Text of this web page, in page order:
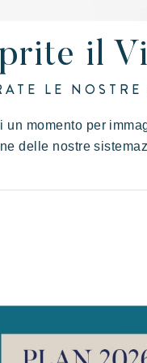
mer
il
LE
un momento per
delle nostre